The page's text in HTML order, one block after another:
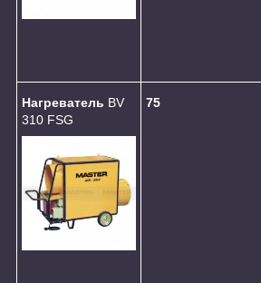
Нагреватель BV
310 FSG
75